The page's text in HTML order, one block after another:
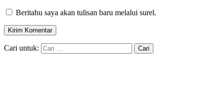
Beritahu saya akan tulisan baru melalui surel.
Cari untuk: